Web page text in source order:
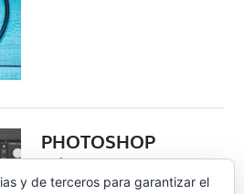
PHOTOSHOP
y de terceros para garantizar el